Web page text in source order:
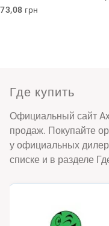
Обычная
73,08 грн
Где купить
Официальный сайт
продаж. Покупайте
у официальных
списке и в разделе